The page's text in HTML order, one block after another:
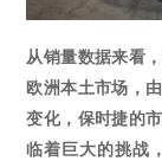
从销量数据来看
欧洲本土市场，
变化，保时捷的
临着巨大的挑战